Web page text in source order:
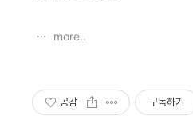
more..
공감 구독하기